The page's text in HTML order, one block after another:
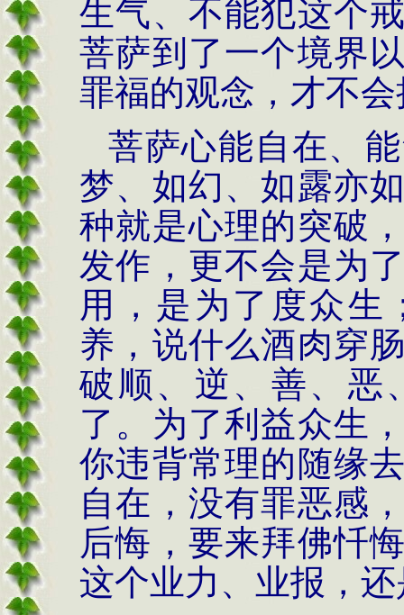
生气、不能犯这个
菩萨到了一个境界
罪福的观念，才不
菩萨心能自在、
梦、如幻、如露亦
种就是心理的突破
发作，更不会是为
用，是为了度众生
养，说什么酒肉穿
破顺、逆、善、恶
了。为了利益众生
你违背常理的随缘
自在，没有罪恶感
后悔，要来拜佛忏
这个业力、业报，